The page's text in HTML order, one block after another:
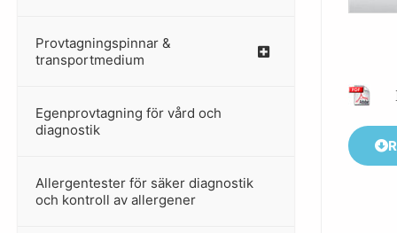
Provtagningspinnar &
transportmedium
–
Egenprovtagning för vård och
diagnostik
–
Allergentester för säker diagnostik
och kontroll av allergener
–